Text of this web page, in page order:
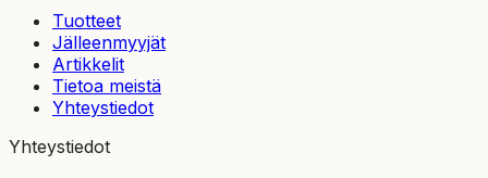
Tuotteet
Jälleenmyyjät
Artikkelit
Tietoa meistä
Yhteystiedot
Yhteystiedot